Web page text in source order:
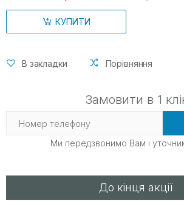
КУПИТИ
В закладки Порівняння
Замовити в 1
Ми передзвонимо Вам і
До кінця акції